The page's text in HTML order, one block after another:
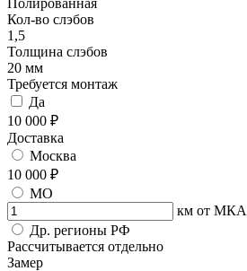
Полированная
Кол-во слэбов
1,5
Толщина слэбов
20 мм
Требуется монтаж
Да
10 000 ₽
Доставка
Москва
10 000 ₽
МО
км от
Др. регионы РФ
Рассчитывается отдельно
Замер